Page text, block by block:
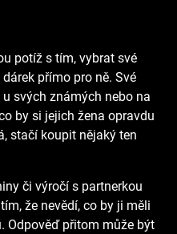
potíž s tím, vybrat své
přímo pro ně. Své
svých známých nebo na
by si jejich žena opravdu
stačí koupit nějaký ten
či výročí s partnerkou
že nevědí, co by ji měli
Odpověď přitom může být